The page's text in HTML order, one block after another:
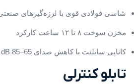
شاسی فولادی قوی با لرزه‌گیرهای
مخزن سوخت ۸ تا ۱۲ ساعت کارکرد
کاناپی سایلنت با کاهش صدای 65–85 dB (اختیاری)
تابلو کنترلی